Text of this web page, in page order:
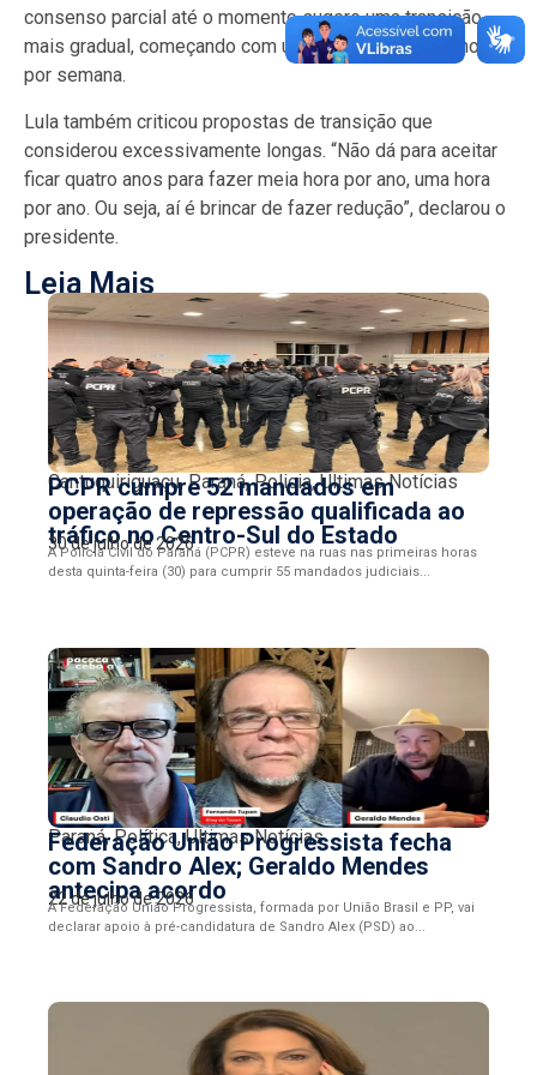
consenso parcial até o momento sugere uma transição
mais gradual, começando com uma redução de uma hora
por semana.
Lula também criticou propostas de transição que
considerou excessivamente longas. “Não dá para aceitar
ficar quatro anos para fazer meia hora por ano, uma hora
por ano. Ou seja, aí é brincar de fazer redução”, declarou o
presidente.
Leia Mais
Cantuquiriguaçu,Paraná,Policia,Últimas Notícias
PCPR cumpre 52 mandados em
operação de repressão qualificada ao
tráfico no Centro-Sul do Estado
30 de julho de 2026
A Polícia Civil do Paraná (PCPR) esteve na ruas nas primeiras horas
desta quinta-feira (30) para cumprir 55 mandados judiciais...
Paraná,Política,Últimas Notícias
Federação União Progressista fecha
com Sandro Alex; Geraldo Mendes
antecipa acordo
22 de julho de 2026
A Federação União Progressista, formada por União Brasil e PP, vai
declarar apoio à pré-candidatura de Sandro Alex (PSD) ao...